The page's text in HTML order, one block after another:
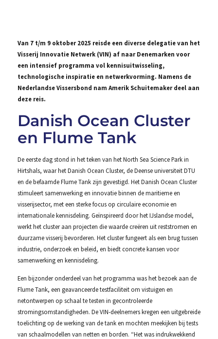
Van 7 t/m 9 oktober 2025 reisde een diverse delegatie van het
Visserij Innovatie Netwerk (VIN) af naar Denemarken voor
een intensief programma vol kennisuitwisseling,
technologische inspiratie en netwerkvorming. Namens de
Nederlandse Vissersbond nam Amerik Schuitemaker deel aan
deze reis.
Danish Ocean Cluster
en Flume Tank
De eerste dag stond in het teken van het North Sea Science Park in
Hirtshals, waar het Danish Ocean Cluster, de Deense universiteit DTU
en de befaamde Flume Tank zijn gevestigd. Het Danish Ocean Cluster
stimuleert samenwerking en innovatie binnen de maritieme en
visserijsector, met een sterke focus op circulaire economie en
internationale kennisdeling. Geïnspireerd door het IJslandse model,
werkt het cluster aan projecten die waarde creëren uit reststromen en
duurzame visserij bevorderen. Het cluster fungeert als een brug tussen
industrie, onderzoek en beleid, en biedt concrete kansen voor
samenwerking en kennisdeling.
Een bijzonder onderdeel van het programma was het bezoek aan de
Flume Tank, een geavanceerde testfaciliteit om vistuigen en
netontwerpen op schaal te testen in gecontroleerde
stromingsomstandigheden. De VIN-deelnemers kregen een uitgebreide
toelichting op de werking van de tank en mochten meekijken bij tests
van schaalmodellen van netten en borden. “Het was indrukwekkend